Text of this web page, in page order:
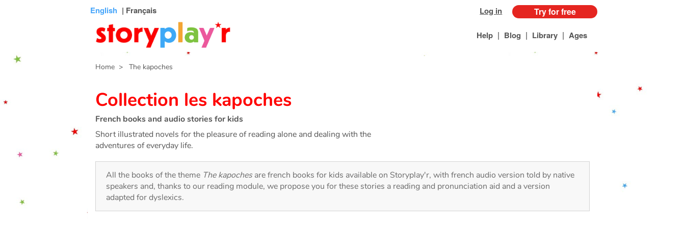
English | Français Log in Try for free
Help | Blog | Library | Ages
Home > The kapoches
Collection les kapoches
French books and audio stories for kids
Short illustrated novels for the pleasure of reading alone and dealing with the
adventures of everyday life.
All the books of the theme The kapochesare french books for kids available on Storyplay'r, with french audio version told by native
speakers and, thanks to our reading module, we propose you for these stories a reading and pronunciation aid and a version
adapted for dyslexics.